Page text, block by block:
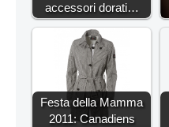
accessori dorati…
Festa della Mamma
2011: Canadiens